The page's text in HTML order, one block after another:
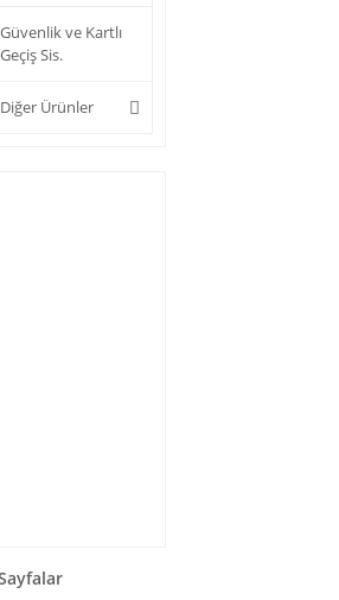
Güvenlik ve Kartlı
Geçiş Sis.
Diğer Ürünler